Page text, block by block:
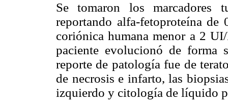
Se tomaron los marcadores
reportando alfa-fetoproteína
coriónica humana menor a 2
paciente evolucionó de forma
reporte de patología fue de
de necrosis e infarto, las
izquierdo y citología de líquido